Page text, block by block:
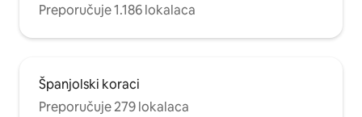
Preporučuje 1.186 lokalaca
Španjolski koraci
Preporučuje 279 lokalaca